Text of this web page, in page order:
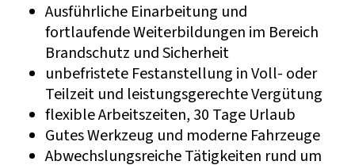
Ausführliche Einarbeitung und
fortlaufende Weiterbildungen im Bereich
Brandschutz und Sicherheit
unbefristete Festanstellung in Voll- oder
Teilzeit und leistungsgerechte Vergütung
flexible Arbeitszeiten, 30 Tage Urlaub
Gutes Werkzeug und moderne Fahrzeuge
Abwechslungsreiche Tätigkeiten rund um